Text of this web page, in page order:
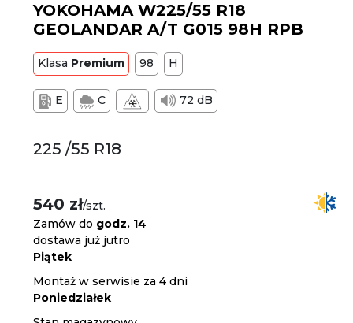
YOKOHAMA W225/55 R18
GEOLANDAR A/T G015 98H RPB
Klasa Premium 98 H
E C 72 dB
225 /55 R18
540 zł/szt.
Zamów do godz. 14
dostawa już jutro
Piątek
Montaż w serwisie za 4 dni
Poniedziałek